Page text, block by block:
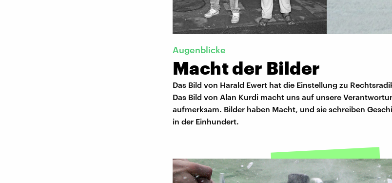
Augenblicke
Macht der Bilder
Das Bild von Harald Ewert hat die Einstellung zu
Das Bild von Alan Kurdi macht uns auf unsere
aufmerksam. Bilder haben Macht, und sie schreiben
in der Einhundert.